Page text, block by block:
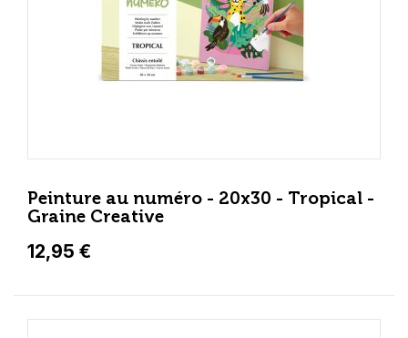
Peinture au numéro - 20x30 - Tropical -
Graine Creative
12,95 €